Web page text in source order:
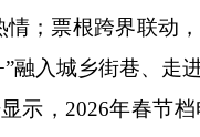
票根跨界联动
入城乡街巷、走
，2026年春节档